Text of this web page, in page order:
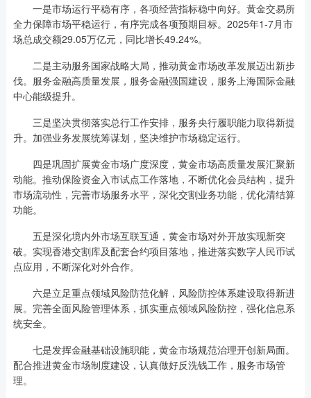
一是市场运行平稳有序，各项经营指标稳中向好。黄金交易所
全力保障市场平稳运行，有序完成各项预期目标。2025年1-7月市
场总成交额29.05万亿元，同比增长49.24%。
二是主动服务国家战略大局，推动黄金市场改革发展迈出新步
伐。服务金融高质量发展，服务金融强国建设，服务上海国际金融
中心能级提升。
三是坚决贯彻落实总行工作安排，服务央行履职能力取得新提
升。加强业务发展统筹谋划，坚决维护市场稳定运行。
四是巩固扩展黄金市场广度深度，黄金市场高质量发展汇聚新
动能。推动保险资金入市试点工作落地，不断优化会员结构，提升
市场流动性，完善市场服务水平，深化交割业务功能，优化清结算
功能。
五是深化境内外市场互联互通，黄金市场对外开放实现新突
破。实现香港交割库及配套合约项目落地，推进落实数字人民币试
点应用，不断深化对外合作。
六是立足重点领域风险防范化解，风险防控体系建设取得新进
展。完善全面风险管理体系，抓实重点领域风险防控，强化信息系
统安全。
七是发挥金融基础设施职能，黄金市场规范治理开创新局面。
配合推进黄金市场制度建设，认真做好反洗钱工作，服务市场管
理。